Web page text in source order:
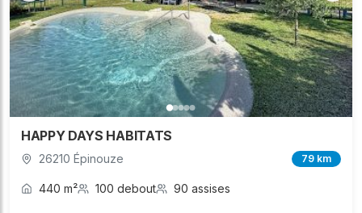
HAPPY DAYS HABITATS
26210 Épinouze 79 km
440 m² 100 debout 90 assises